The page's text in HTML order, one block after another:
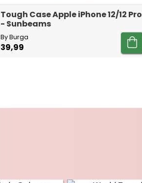
Tough Case Apple iPhone 12/12 Pro
- Sunbeams
By Burga
39,99